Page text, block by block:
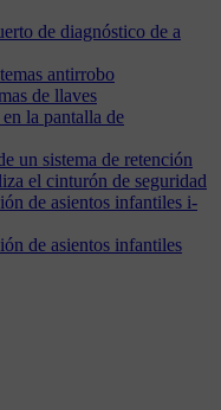
de diagnóstico de a
antirrobo
de llaves
la pantalla de
un sistema de retención
el cinturón de seguridad
de asientos infantiles i-
de asientos infantiles